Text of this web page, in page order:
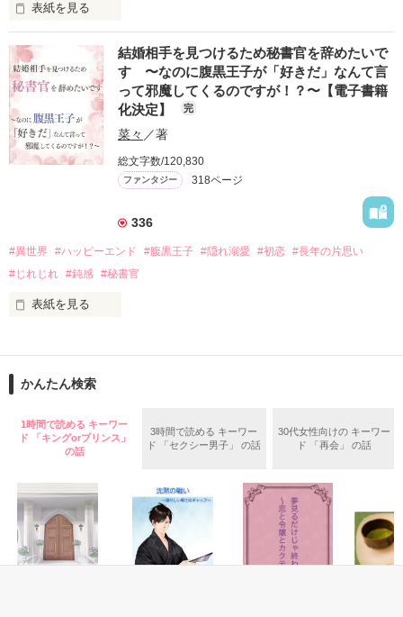
巫女姫を探そうとする。
一方、メイドのアメリは、ひょんなことからルークの雑用係に
任命される。
若くてイケメンな王に仕えたいメイドはいっぱいいるのになぜ
自分なのか。
秘密を抱えるアメリは、頭を抱えていた。
だってそう。実はアメリは巫女姫の娘。
そして、精霊の声が聞こえるのだから──。
ボーフォート公国の若き公王
ルーク・レッドメイン（２５）
×
アメリ・スレイド（２０）
とにかく正体はばれたくないんです！
2024/5/7～2024/5/17
作品を読む
表紙を見る
子爵令嬢であるイルリアは、婚約者から婚約破棄された。
彼は、イルリアの妹が婚約破棄されたことに対してひどく心を
痛めており、そんな彼女を救いたいと言っているのだ。
混乱するイルリアだったが、婚約者は妹と仲良くしている。
そんな二人に押し切られて、イルリアは引き下がらざるを得な
かった。
当然イルリアは、婚約者と妹に対して腹を立てていた。
そんな彼女に声をかけてきたのは、公爵令息であるマグナード
彼の助力を得ながら、イルリアは婚約者と妹に対する抗議を始
めるのだった。
結婚相手を見つけるため秘書官を辞めたいで
す 〜なのに腹黒王子が「好きだ」なんて言
って邪魔してくるのですが！？〜【電子書籍
化決定】
完
菜々 ／著
総文字数/120,830
ファンタジー 318ページ
336
#異世界 #ハッピーエンド #腹黒王子 #隠れ溺愛 #初恋 #長年の片思い
#じれじれ #鈍感 #秘書官
表紙を見る
「……殿下。冗談はやめてください」
くるジョシュア殿下。
冗談じゃないとか本気だとか言われても、そんなの信じられる
私は毎日この腹黒王子に意地悪されてるんだから！
.₊̣̇.ෆ*˚*ෆ.₊̣̇.ෆ*˚*ෆ.₊̣̇.ෆ*˚*ෆ.₊̣̇.ෆ*˚*ෆ.₊̣̇.
かんたん検索
1時間で読める キーワー
ド 「キングorプリンス」
の話
3時間で読める キーワー
ド 「セクシー男子」 の話
30代女性向けの キーワー
ド 「再会」 の話